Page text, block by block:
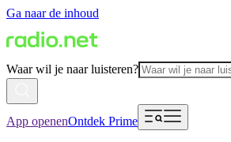
Ga naar de inhoud
Waar wil je naar luisteren?
App openenOntdek Prime